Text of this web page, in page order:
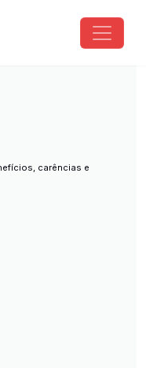
Comercial
carências e